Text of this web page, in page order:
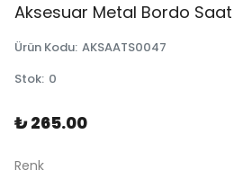
Aksesuar Metal Bordo Saat
Ürün Kodu: AKSAATS0047
Stok: 0
₺ 265.00
Renk